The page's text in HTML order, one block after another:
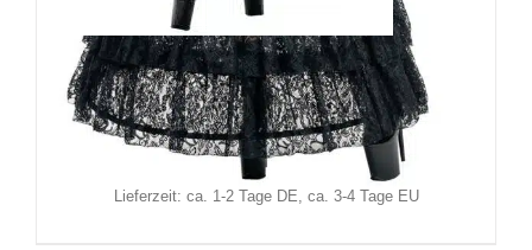
Sinister Rock Heilica
119,90€
Inkl. MwSt.
zzgl.
Versand
Lieferzeit: ca. 1-2 Tage DE, ca. 3-4 Tage EU